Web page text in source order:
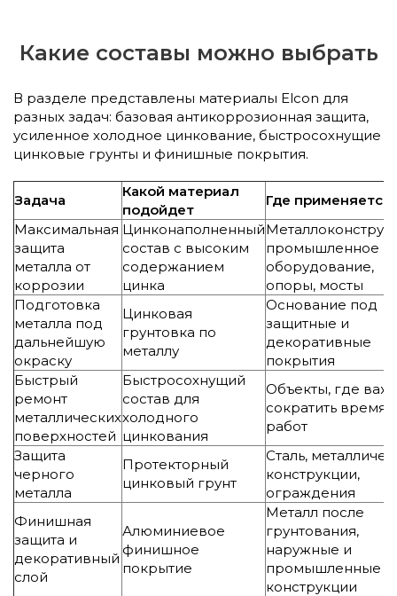
Какие составы можно выбрать
В разделе представлены материалы Elcon для
разных задач: базовая антикоррозионная защита,
усиленное холодное цинкование, быстросохнущие
цинковые грунты и финишные покрытия.
Задача
Какой материал
подойдет
Где применяется
Максимальная
защита
металла от
коррозии
Цинконаполненный
состав с высоким
содержанием
цинка
промышленное
оборудование,
опоры, мосты
Подготовка
металла под
дальнейшую
окраску
Цинковая
грунтовка по
металлу
Основание под
защитные и
декоративные
покрытия
Быстрый
ремонт
металлических
поверхностей
Быстросохнущий
состав для
холодного
цинкования
Объекты, где
сократить время
работ
Защита
черного
металла
Протекторный
цинковый грунт
Сталь,
конструкции,
ограждения
Финишная
защита и
декоративный
слой
Алюминиевое
финишное
покрытие
Металл после
грунтования,
наружные и
промышленные
конструкции